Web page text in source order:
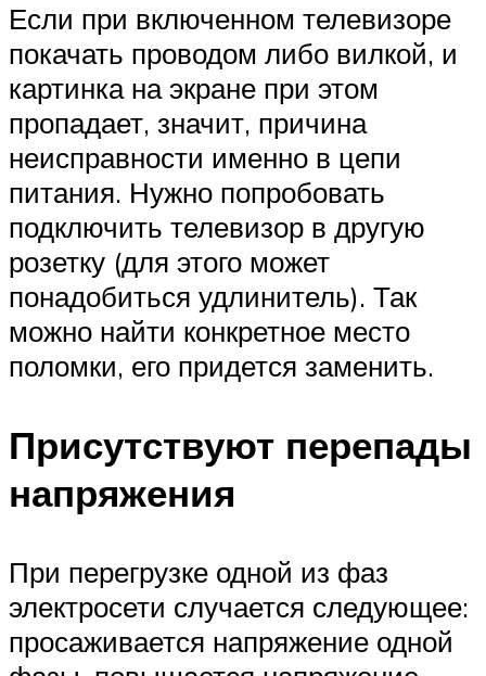
Если при включенном телевизоре
покачать проводом либо вилкой, и
картинка на экране при этом
пропадает, значит, причина
неисправности именно в цепи
питания. Нужно попробовать
подключить телевизор в другую
розетку (для этого может
понадобиться удлинитель). Так
можно найти конкретное место
поломки, его придется заменить.
Присутствуют перепады
напряжения
При перегрузке одной из фаз
электросети случается следующее:
просаживается напряжение одной